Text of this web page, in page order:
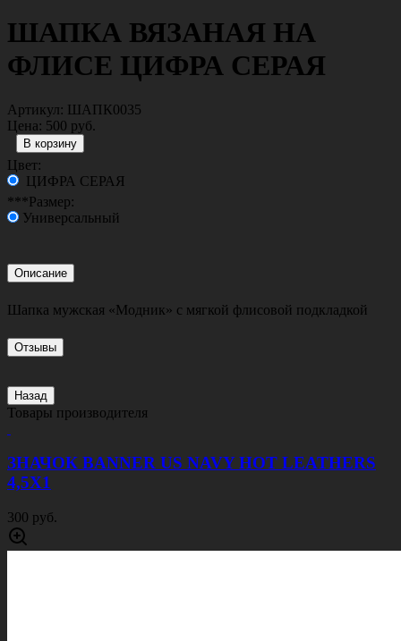
ШАПКА ВЯЗАНАЯ НА
ФЛИСЕ ЦИФРА СЕРАЯ
Артикул: ШАПК0035
Цена: 500 руб.
Цвет:
ЦИФРА СЕРАЯ
***Размер:
Универсальный
Описание
Шапка мужская «Модник» с мягкой флисовой подкладкой
Отзывы
Назад
Товары производителя
ЗНАЧОК BANNER US NAVY HOT LEATHERS
4,5Х1
300 руб.